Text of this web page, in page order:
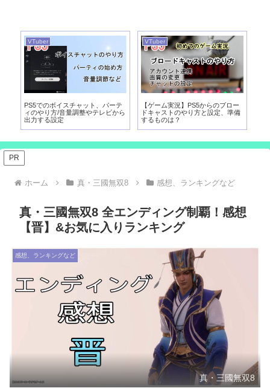
VTuber
PS5でのボイスチャット、パーテ
ィのやり方/音量調整やテレビから
出力する設定
VTuber
【ゲーム実況】PS5からのブロー
ドキャストのやり方と設定、準備
するものは？
PR
ホーム 真・三國無双8 感想、ランキングなど
真・三國無双8 全エンディング制覇！感想
【晋】&お気に入りランキング
感想、ランキングなど
真・三國無双8